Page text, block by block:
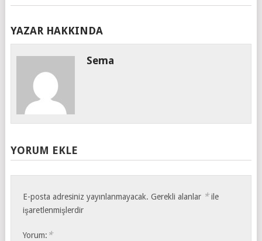
YAZAR HAKKINDA
Sema
YORUM EKLE
E-posta adresiniz yayınlanmayacak. Gerekli alanlar *ile
işaretlenmişlerdir
Yorum: *